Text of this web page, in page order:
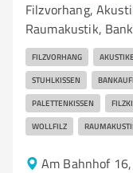
Filzvorhang,
Raumakustik,
FILZVORHANG
STUHLKISSEN
PALETTENKISSEN
WOLLFILZ
Am Bahnhof